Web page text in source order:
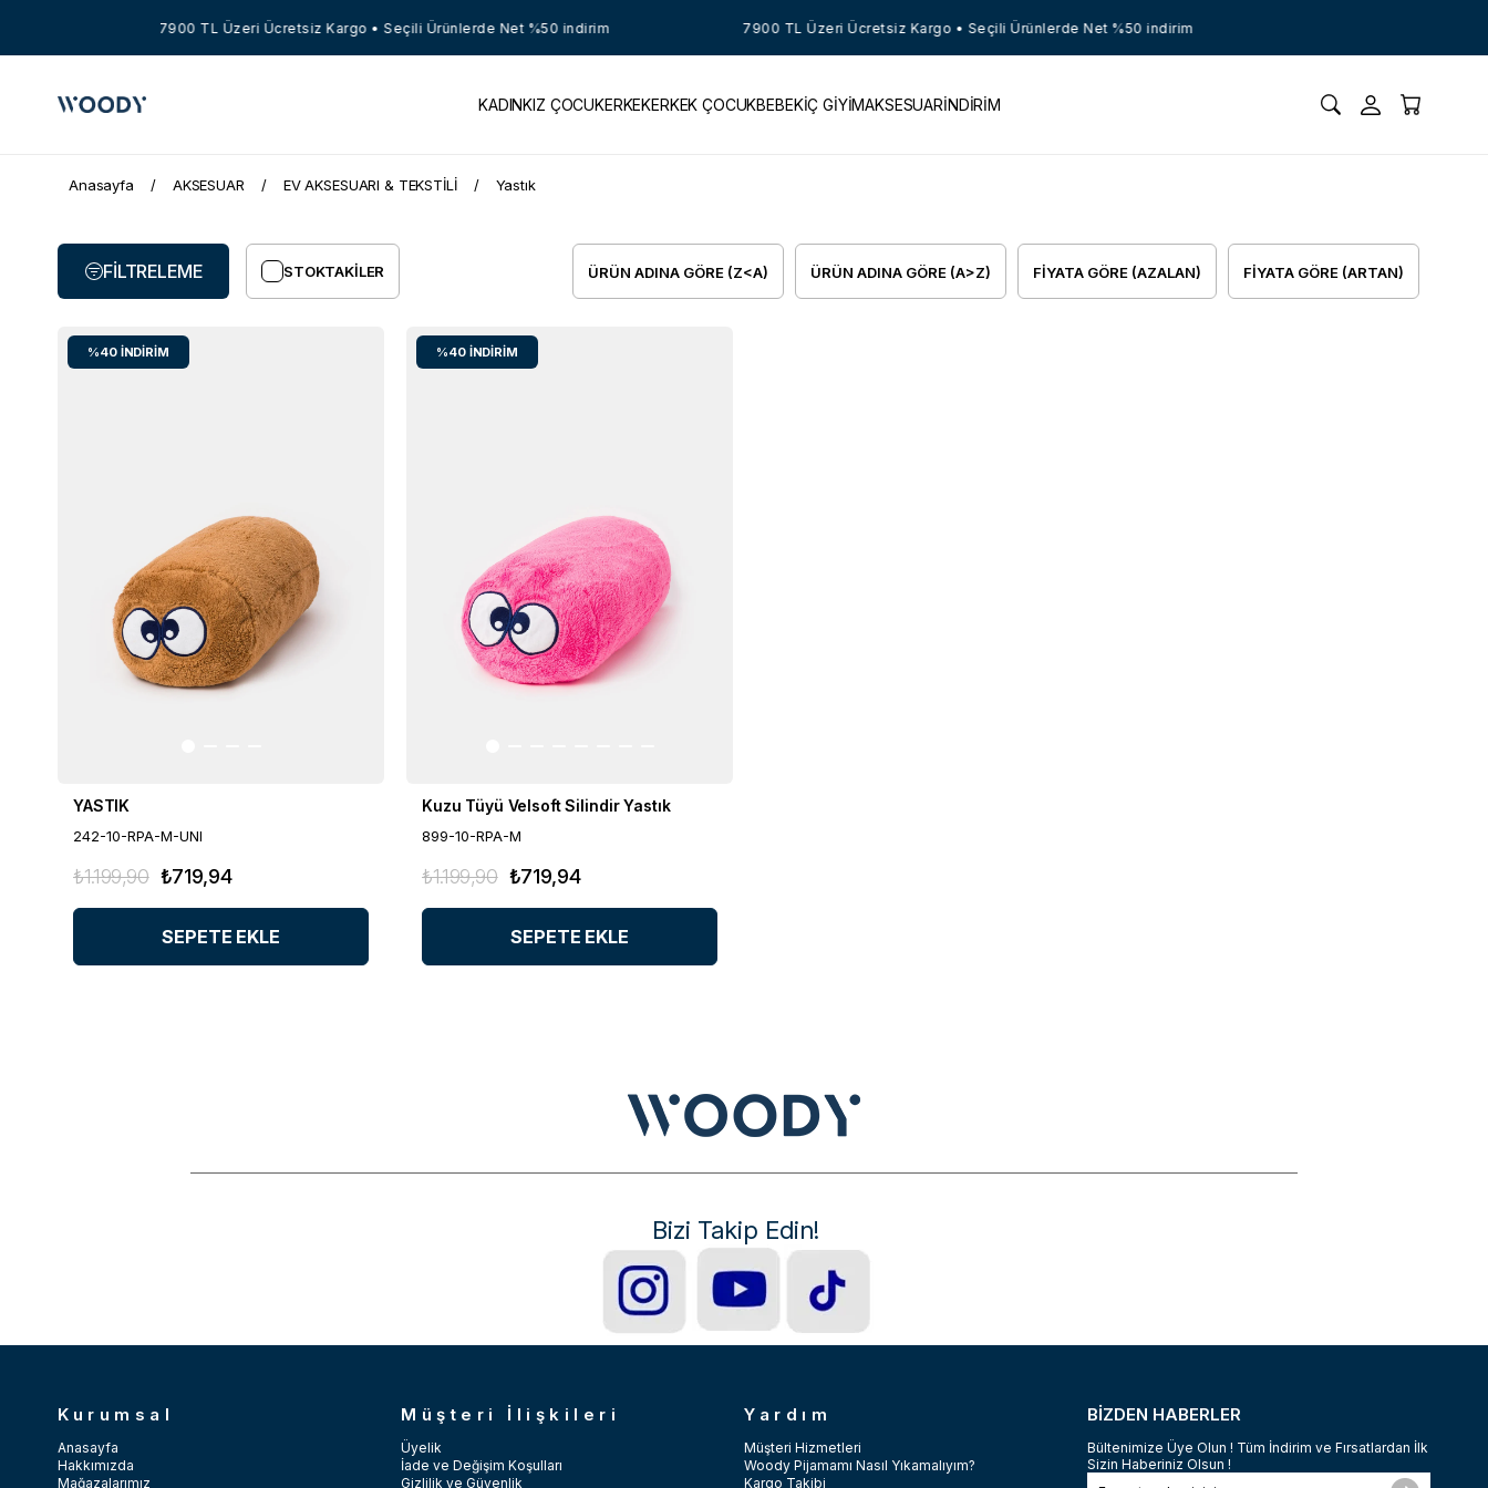
7900 TL Üzeri Ücretsiz Kargo • Seçili Ürünlerde Net %50 indirim 7900 TL Üzeri Ücretsiz Kargo • Seçili Ürünlerde Net %50 indirim
KADINKIZ ÇOCUKERKEKERKEK ÇOCUKBEBEKİÇ GİYİMAKSESUARİNDİRİM
Anasayfa AKSESUAR EV AKSESUARI & TEKSTİLİ Yastık
FIYATA GÖRE (ARTAN)
FIYATA GÖRE (AZALAN)
ÜRÜN ADINA GÖRE (A>Z)
ÜRÜN ADINA GÖRE (Z<A)
STOKTAKILER
FILTRELEME
YASTIK
242-10-RPA-M-UNI
₺719,94
₺1.199,90
SEPETE EKLE
%40 İNDIRIM
Kuzu Tüyü Velsoft Silindir Yastık
899-10-RPA-M
₺719,94
₺1.199,90
SEPETE EKLE
%40 İNDIRIM
Bizi Takip Edin!
Kurumsal
Anasayfa
Hakkımızda
Mağazalarımız
Müşteri İlişkileri
Üyelik
İade ve Değişim Koşulları
Gizlilik ve Güvenlik
Yardım
Müşteri Hizmetleri
Woody Pijamamı Nasıl Yıkamalıyım?
Kargo Takibi
BİZDEN HABERLER
Bültenimize Üye Olun ! Tüm İndirim ve Fırsatlardan İlk
Sizin Haberiniz Olsun !